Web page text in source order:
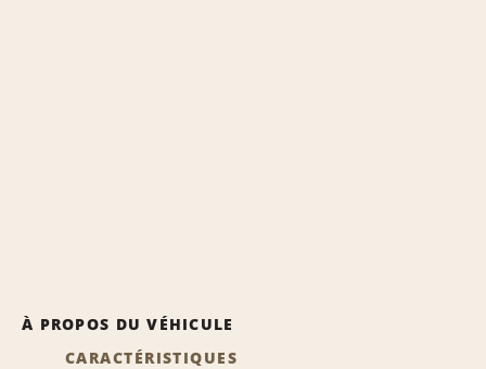
À PROPOS DU VÉHICULE
CARACTÉRISTIQUES